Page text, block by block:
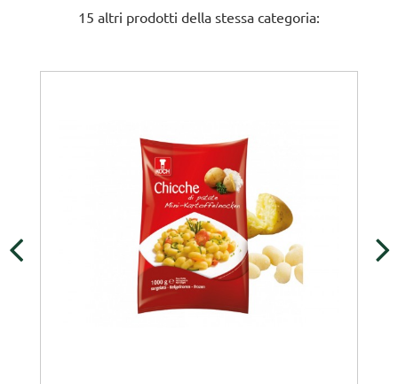
15 altri prodotti della stessa categoria: